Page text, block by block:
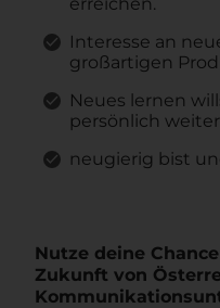
Interesse an
großartigen
Neues lernen
persönlich
neugierig bist
Nutze deine
Zukunft von